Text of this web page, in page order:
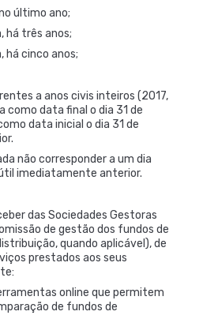
último ano;
há três anos;
há cinco anos;
a anos civis inteiros (2017,
como data final o dia 31 de
data inicial o dia 31 de
não corresponder a um dia
imediatamente anterior.
das Sociedades Gestoras
de gestão dos fundos de
quando aplicável), de
prestados aos seus
online que permitem
de fundos de